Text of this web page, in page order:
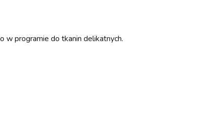
w programie do tkanin delikatnych.